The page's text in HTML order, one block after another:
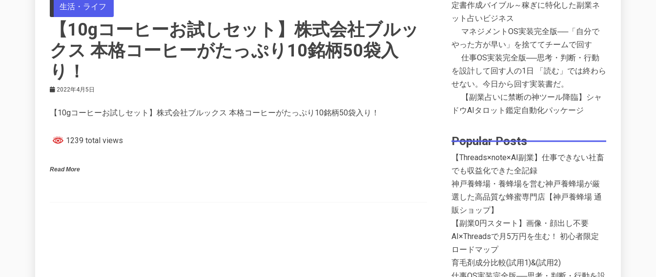
生活・ライフ
【10gコーヒーお試しセット】株式会社ブルッ
クス 本格コーヒーがたっぷり10銘柄50袋入
り！
2022年4月5日
【10gコーヒーお試しセット】株式会社ブルックス 本格コーヒーがたっぷり10銘柄50袋入り！
1239 total views
Read More
定書作成バイブル～稼ぎに特化した副業ネ
ット占いビジネス
マネジメントOS実装完全版──「自分で
やった方が早い」を捨ててチームで回す
仕事OS実装完全版──思考・判断・行動
を設計して回す人の1日 「読む」では終わら
せない。今日から回す実装書だ。
【副業占いに禁断の神ツール降臨】シャ
ドウAIタロット鑑定自動化パッケージ
Popular Posts
【Threads×note×AI副業】仕事できない社畜
でも収益化できた全記録
神戸養蜂場・養蜂場を営む神戸養蜂場が厳
選した高品質な蜂蜜専門店【神戸養蜂場 通
販ショップ】
【副業0円スタート】画像・顔出し不要
AI×Threadsで月5万円を生む！ 初心者限定
ロードマップ
育毛剤成分比較(試用1)&(試用2)